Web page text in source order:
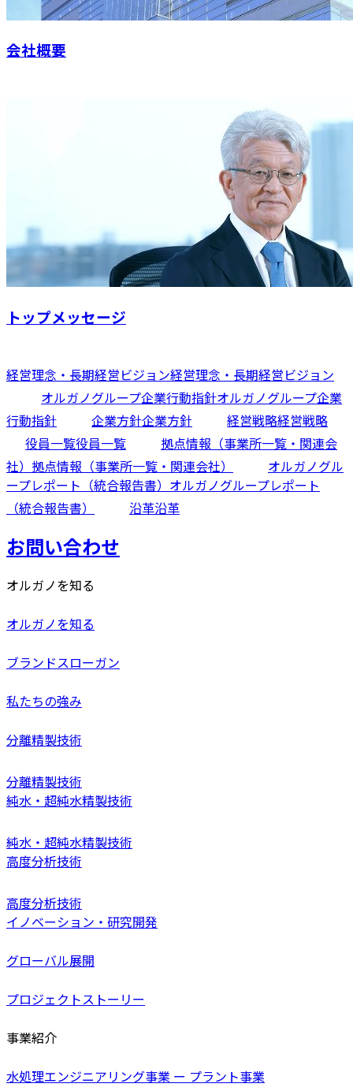
会社概要
トップメッセージ
経営理念・長期経営ビジョン経営理念・長期経営ビジョン
オルガノグループ企業行動指針オルガノグループ企業
行動指針
企業方針企業方針 経営戦略経営戦略
役員一覧役員一覧
拠点情報（事業所一覧・関連会
社） 拠点情報（事業所一覧・関連会社）
オルガノグル
ープレポート（統合報告書） オルガノグループレポート
（統合報告書）
沿革沿革
お問い合わせ
オルガノを知る
オルガノを知る
ブランドスローガン
私たちの強み
分離精製技術
分離精製技術
純水・超純水精製技術
純水・超純水精製技術
高度分析技術
高度分析技術
イノベーション・研究開発
グローバル展開
プロジェクトストーリー
事業紹介
水処理エンジニアリング事業 ー プラント事業